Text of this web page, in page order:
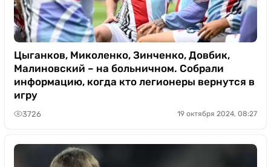
Цыганков, Миколенко, Зинченко, Довбик,
Малиновский – на больничном. Собрали
информацию, когда кто легионеры вернутся в
игру
3726 19 октября 2024, 08:27